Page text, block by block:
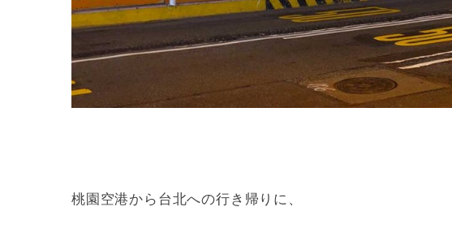
桃園空港から台北への行き帰りに、